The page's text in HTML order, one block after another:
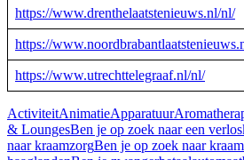
https://www.drenthelaatstenieuws.nl/nl/
https://
https://www.utrechttelegraaf.nl/nl/
ActiviteitAnimatieApparatuur
& LoungesBen je op zoek naar een
naar kraamzorgBen je op zoek naar